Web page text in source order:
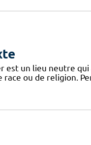
est un lieu neutre
race ou de religion.